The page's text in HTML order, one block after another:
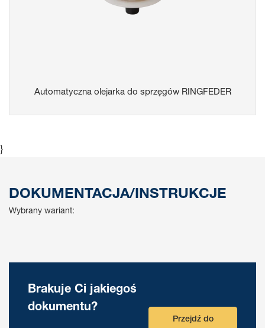
Automatyczna olejarka do sprzęgów RINGFEDER
}
DOKUMENTACJA/INSTRUKCJE
Wybrany wariant:
Brakuje Ci jakiegoś
dokumentu?
Przejdź do